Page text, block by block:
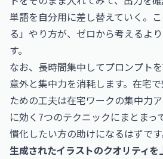
単語を自分用に差し替えていく。
る」やり方が、ゼロから考えるよ
す。
なお、長時間集中してプロンプト
意外と集中力を消耗します。在宅
ための工夫は在宅ワークの集中力
に効く7つのテクニックにまとまっ
慣化したい方の助けになるはずです
生成されたイラストのクオリティを